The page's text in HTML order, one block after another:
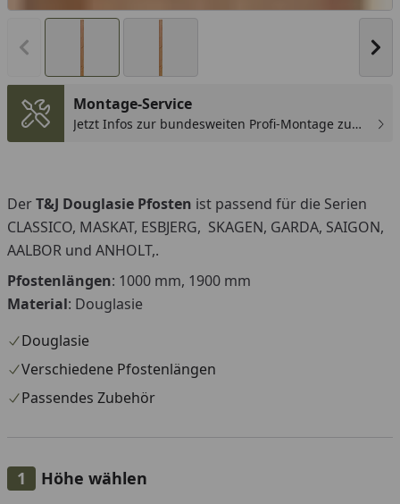
Vorheriges Bild anzeigen
Montage-Service
Jetzt Infos zur bundesweiten Profi-Montage zum
DerT&J Douglasie Pfosten ist passend für die Serien
CLASSICO, MASKAT, ESBJERG, SKAGEN, GARDA, SAIGON,
AALBOR und ANHOLT,.
Pfostenlängen: 1000 mm, 1900 mm
Material: Douglasie
Douglasie
Verschiedene Pfostenlängen
Passendes Zubehör
Höhe wählen